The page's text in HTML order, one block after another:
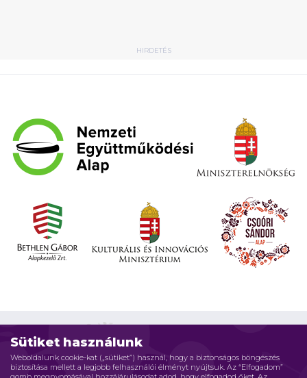
Sütiket használunk
Weboldalunk cookie-kat („sütiket”) használ, hogy a biztonságos böngészés
biztosítása mellett a legjobb felhasználói élményt nyújtsuk. Az “Elfogadom”
HIRDETÉS
Impresszum Adatvédelmi elvek Jogi nyilatkozat